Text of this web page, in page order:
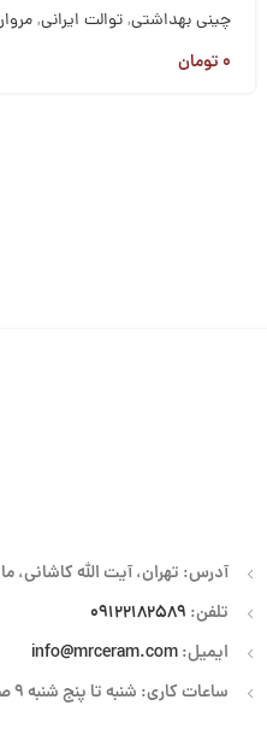
چینی بهداشتی,توالت ایرانی,
۰تومان
آدرس: تهران، آیت الله کاشانی،
تلفن: 09122182589
ایمیل:info@mrceram.com
ساعات کاری: شنبه تا پنج شنبه 9 صبح تا 21